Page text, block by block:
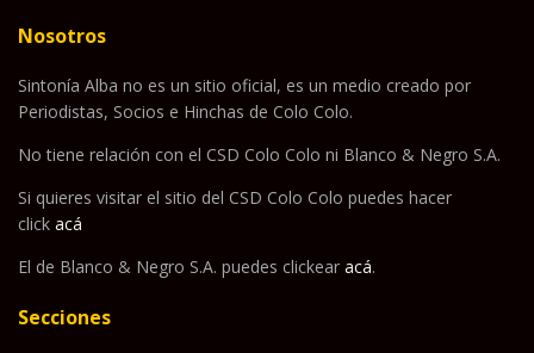
Nosotros
Sintonía Alba no es un sitio oficial, es un medio creado por
Periodistas, Socios e Hinchas de Colo Colo.
No tiene relación con el CSD Colo Colo ni Blanco & Negro S.A.
Si quieres visitar el sitio del CSD Colo Colo puedes hacer
click acá
El de Blanco & Negro S.A. puedes clickear acá.
Secciones